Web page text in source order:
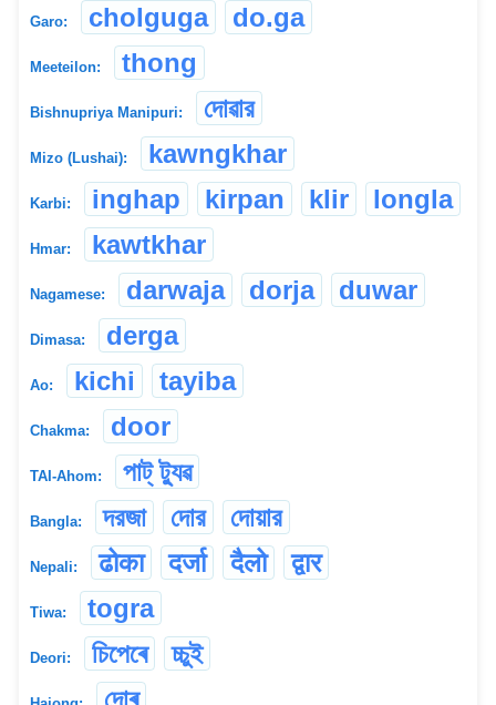
Garo: cholguga do.ga
Meeteilon: thong
Bishnupriya Manipuri: দোৱার
Mizo (Lushai): kawngkhar
Karbi: inghap kirpan klir longla
Hmar: kawtkhar
Nagamese: darwaja dorja duwar
Dimasa: derga
Ao: kichi tayiba
Chakma: door
TAI-Ahom: পাট্ ট্যুৱ
Bangla: দরজা দোর দোয়ার
Nepali: ढोका दर्जा दैलो द्वार
Tiwa: togra
Deori: চিপেৰে চ্চুই
দোৰ